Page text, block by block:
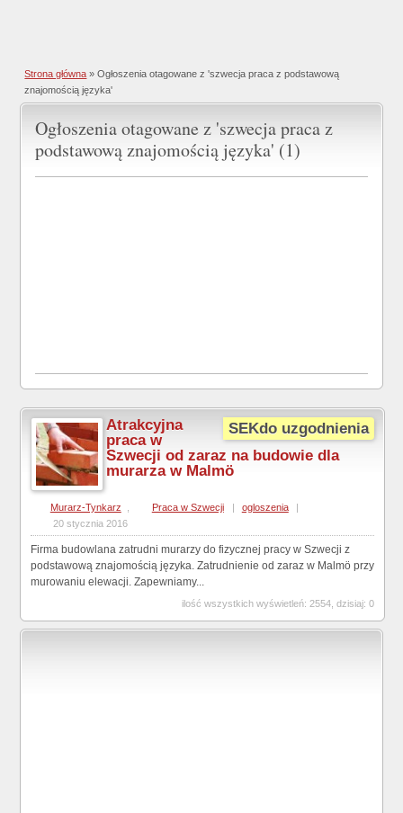
Strona główna »Ogłoszenia otagowane z 'szwecja praca z podstawową
znajomością języka'
Ogłoszenia otagowane z 'szwecja praca z
podstawową znajomością języka' (1)
SEKdo uzgodnienia
Atrakcyjna
praca w
Szwecji od zaraz na budowie dla
murarza w Malmö
Murarz-Tynkarz Praca w Szwecji | ogloszenia
|
20 stycznia 2016
Firma budowlana zatrudni murarzy do fizycznej pracy w Szwecji z
podstawową znajomością języka. Zatrudnienie od zaraz w Malmö przy
murowaniu elewacji. Zapewniamy...
ilość wszystkich wyświetleń: 2554, dzisiaj: 0